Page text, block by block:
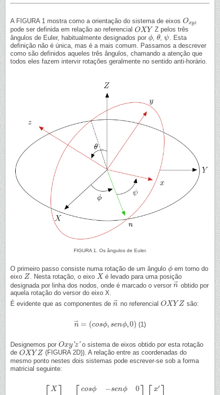
A FIGURA 1 mostra como a orientação do sistema de eixos Oxyz
Oxyz
pode ser definida em relação ao referencial OX Y
OXY Z pelos três
ângulos de Euler, habitualmente designados por ϕ
ϕ ,θ
θ,ψ
ψ
. Esta
definição não é única, mas é a mais comum. Passamos a descrever
como são definidos aqueles três ângulos, chamando a atenção que
todos eles fazem intervir rotações geralmente no sentido anti-horário.
FIGURA 1. Os ângulos de Euler.
O primeiro passo consiste numa rotação de um ângulo ϕ
ϕ em torno do
eixo Z
Z . Nesta rotação, o eixo X
X é levado para uma posição
designada por linha dos nodos, onde é marcado o versor n⃗
n→obtido por
aquela rotação do versor do eixo X.
É evidente que as componentes de n⃗
n→no referencial OXY Z
OXYZ são:
n⃗ = (cosϕ, senϕ,0)
n→= (cosϕ,senϕ,0) (1)
Designemos por Oxy 'z'
Oxy′z′
o sistema de eixos obtido por esta rotação
de OX Y Z
OXYZ
(FIGURA 2D)). A relação entre as coordenadas do
mesmo ponto nestes dois sistemas pode escrever-se sob a forma
matricial seguinte:
X
cosϕ
−senϕ
0
x′